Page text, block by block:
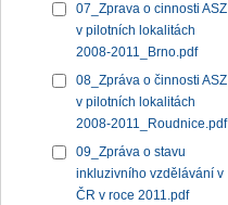
07_Zprava o cinnosti ASZ
v pilotních lokalitách
2008-2011_Brno.pdf
08_Zpráva o činnosti ASZ
v pilotních lokalitách
2008-2011_Roudnice.pdf
09_Zpráva o stavu
inkluzivního vzdělávání v
ČR v roce 2011.pdf